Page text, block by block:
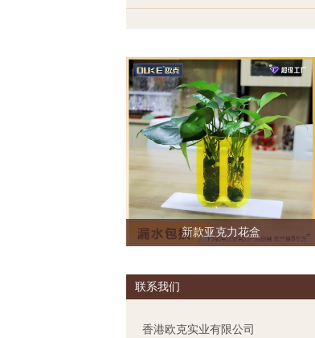
新款亚克力花盒
联系我们
香港欧克实业有限公司